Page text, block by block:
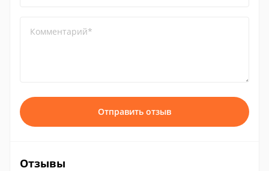
Комментарий*
Отправить отзыв
Отзывы